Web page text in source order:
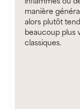
manière
alors plutôt
beaucoup plus
classiques.